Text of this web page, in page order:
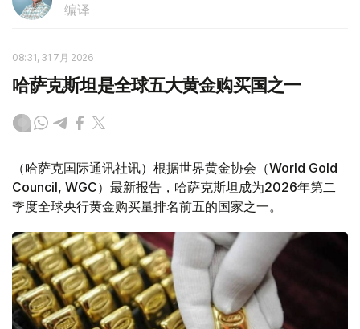
编译
08:31, 31 7月 2026
哈萨克斯坦是全球五大黄金购买国之一
（哈萨克国际通讯社讯）根据世界黄金协会（World Gold
Council, WGC）最新报告，哈萨克斯坦成为2026年第二
季度全球央行黄金购买量排名前五的国家之一。